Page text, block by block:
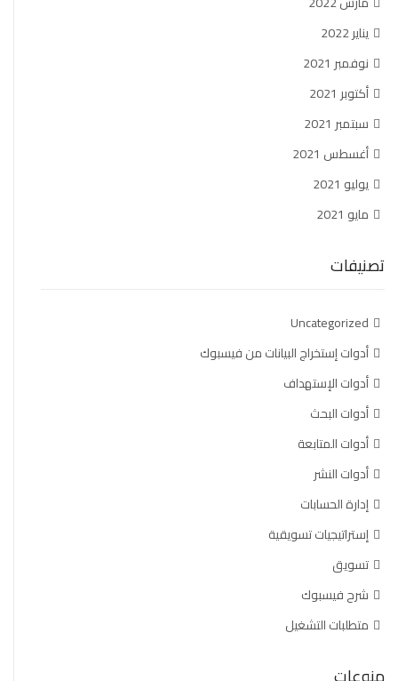
يناير 2022
نوفمبر 2021
أكتوبر 2021
سبتمبر 2021
أغسطس 2021
يوليو 2021
مايو 2021
تصنيفات
Uncategorized
أدوات إستخراج البيانات من فيسبوك
أدوات الإستهداف
أدوات البحث
أدوات المتابعة
أدوات النشر
إدارة الحسابات
إستراتيجيات تسويقية
تسويق
شرح فيسبوك
متطلبات التشغيل